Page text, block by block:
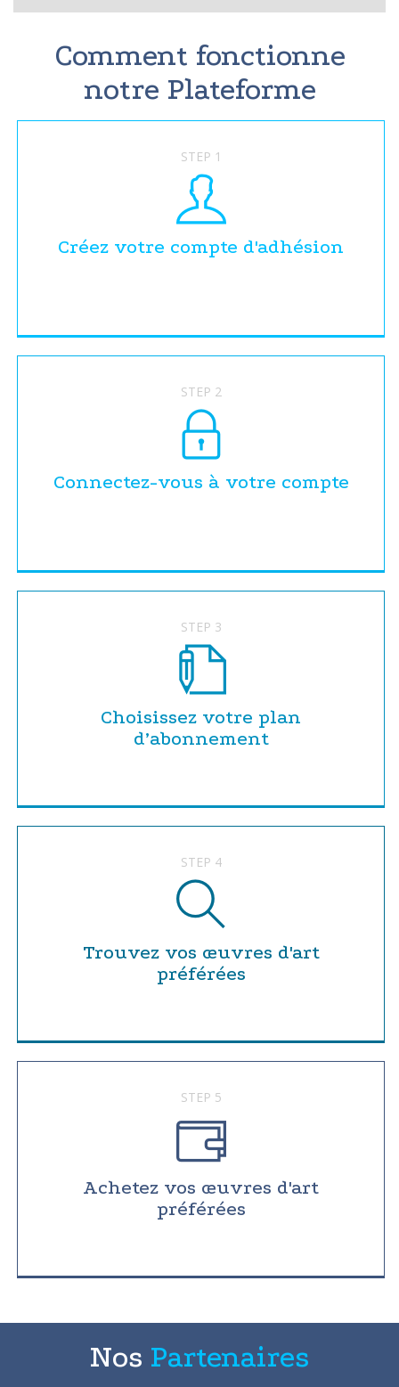
Comment fonctionne
notre Plateforme
STEP 1
Créez votre compte d'adhésion
STEP 2
Connectez-vous à votre compte
STEP 3
Choisissez votre plan
d’abonnement
STEP 4
Trouvez vos œuvres d'art
préférées
STEP 5
Achetez vos œuvres d'art
préférées
Nos Partenaires